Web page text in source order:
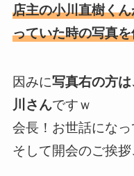
店主の小川直樹く
っていた時の写真
因みに写真右の方
川さんですｗ
会長！お世話になっ
そして開会のご挨拶